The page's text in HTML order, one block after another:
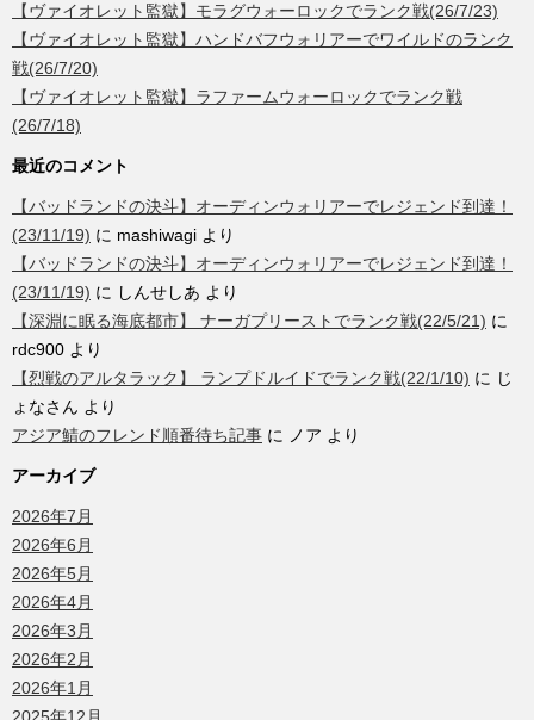
【ヴァイオレット監獄】モラグウォーロックでランク戦(26/7/23)
【ヴァイオレット監獄】ハンドバフウォリアーでワイルドのランク
戦(26/7/20)
【ヴァイオレット監獄】ラファームウォーロックでランク戦
(26/7/18)
最近のコメント
【バッドランドの決斗】オーディンウォリアーでレジェンド到達！
(23/11/19) に mashiwagi より
【バッドランドの決斗】オーディンウォリアーでレジェンド到達！
(23/11/19) に しんせしあ より
【深淵に眠る海底都市】 ナーガプリーストでランク戦(22/5/21) に
rdc900 より
【烈戦のアルタラック】 ランプドルイドでランク戦(22/1/10) に じ
ょなさん より
アジア鯖のフレンド順番待ち記事 に ノア より
アーカイブ
2026年7月
2026年6月
2026年5月
2026年4月
2026年3月
2026年2月
2026年1月